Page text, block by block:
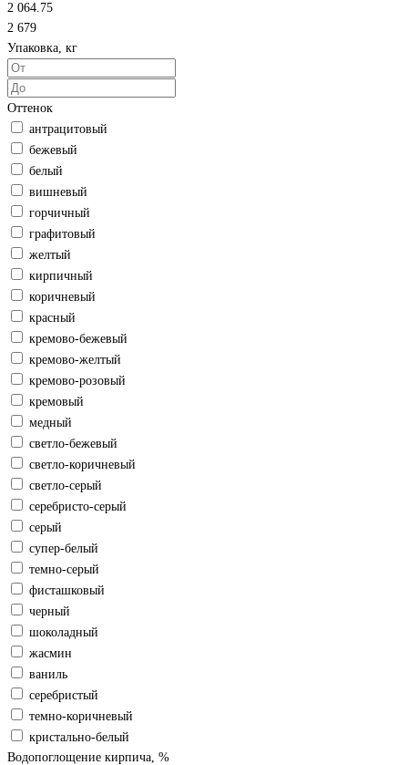
2 064.75
2 679
Упаковка, кг
Оттенок
антрацитовый
бежевый
белый
вишневый
горчичный
графитовый
желтый
кирпичный
коричневый
красный
кремово-бежевый
кремово-желтый
кремово-розовый
кремовый
медный
светло-бежевый
светло-коричневый
светло-серый
серебристо-серый
серый
супер-белый
темно-серый
фисташковый
черный
шоколадный
жасмин
ваниль
серебристый
темно-коричневый
кристально-белый
Водопоглощение кирпича, %